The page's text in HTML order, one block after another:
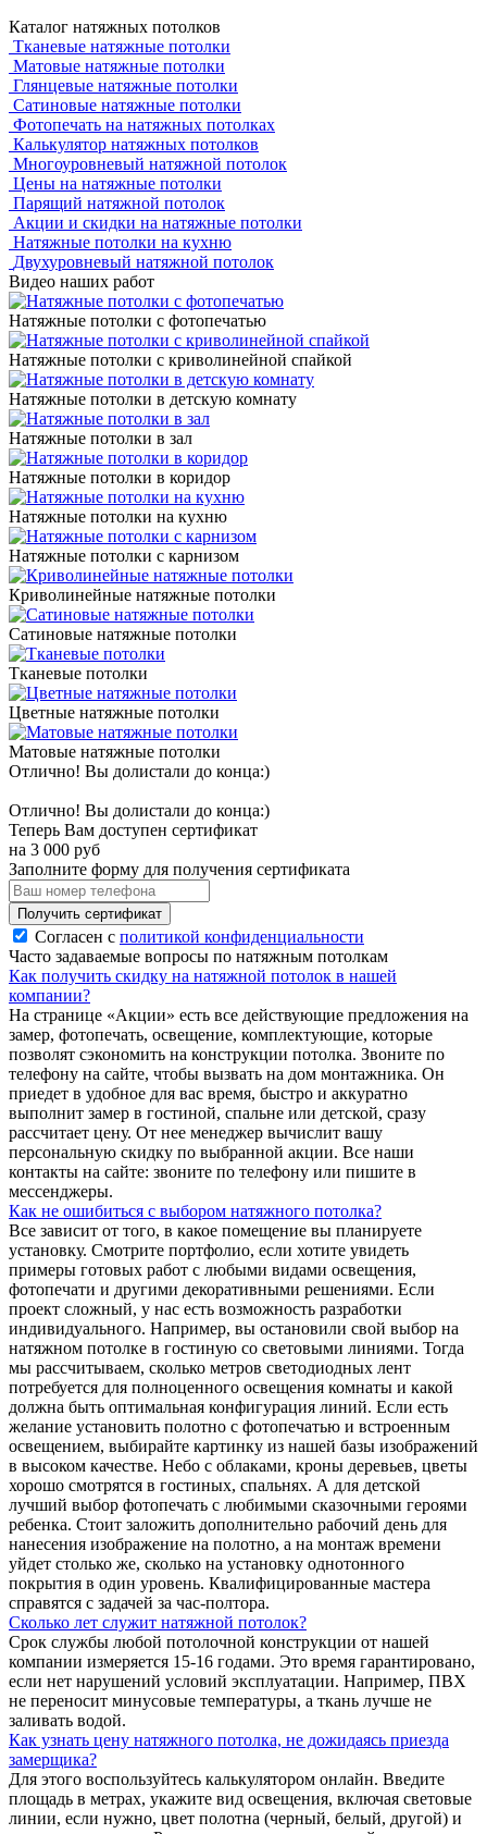
Каталог натяжных потолков
Тканевые натяжные потолки
Матовые натяжные потолки
Глянцевые натяжные потолки
Сатиновые натяжные потолки
Фотопечать на натяжных потолках
Калькулятор натяжных потолков
Многоуровневый натяжной потолок
Цены на натяжные потолки
Парящий натяжной потолок
Акции и скидки на натяжные потолки
Натяжные потолки на кухню
Двухуровневый натяжной потолок
Видео наших работ
Натяжные потолки с фотопечатью
Натяжные потолки с криволинейной спайкой
Натяжные потолки в детскую комнату
Натяжные потолки в зал
Натяжные потолки в коридор
Натяжные потолки на кухню
Натяжные потолки с карнизом
Криволинейные натяжные потолки
Сатиновые натяжные потолки
Тканевые потолки
Цветные натяжные потолки
Матовые натяжные потолки
Отлично! Вы долистали до конца:)
Отлично! Вы долистали до конца:)
Теперь Вам доступен сертификат
на 3 000 руб
Заполните форму для получения сертификата
Получить сертификат
Согласен с политикой конфиденциальности
Часто задаваемые вопросы по натяжным потолкам
Как получить скидку на натяжной потолок в нашей
компании?
На странице «Акции» есть все действующие предложения на
замер, фотопечать, освещение, комплектующие, которые
позволят сэкономить на конструкции потолка. Звоните по
телефону на сайте, чтобы вызвать на дом монтажника. Он
приедет в удобное для вас время, быстро и аккуратно
выполнит замер в гостиной, спальне или детской, сразу
рассчитает цену. От нее менеджер вычислит вашу
персональную скидку по выбранной акции. Все наши
контакты на сайте: звоните по телефону или пишите в
мессенджеры.
Как не ошибиться с выбором натяжного потолка?
Все зависит от того, в какое помещение вы планируете
установку. Смотрите портфолио, если хотите увидеть
примеры готовых работ с любыми видами освещения,
фотопечати и другими декоративными решениями. Если
проект сложный, у нас есть возможность разработки
индивидуального. Например, вы остановили свой выбор на
натяжном потолке в гостиную со световыми линиями. Тогда
мы рассчитываем, сколько метров светодиодных лент
потребуется для полноценного освещения комнаты и какой
должна быть оптимальная конфигурация линий. Если есть
желание установить полотно с фотопечатью и встроенным
освещением, выбирайте картинку из нашей базы изображений
в высоком качестве. Небо с облаками, кроны деревьев, цветы
хорошо смотрятся в гостиных, спальнях. А для детской
лучший выбор фотопечать с любимыми сказочными героями
ребенка. Стоит заложить дополнительно рабочий день для
нанесения изображение на полотно, а на монтаж времени
уйдет столько же, сколько на установку однотонного
покрытия в один уровень. Квалифицированные мастера
справятся с задачей за час-полтора.
Сколько лет служит натяжной потолок?
Срок службы любой потолочной конструкции от нашей
компании измеряется 15-16 годами. Это время гарантировано,
если нет нарушений условий эксплуатации. Например, ПВХ
не переносит минусовые температуры, а ткань лучше не
заливать водой.
Как узнать цену натяжного потолка, не дожидаясь приезда
замерщика?
Для этого воспользуйтесь калькулятором онлайн. Введите
площадь в метрах, укажите вид освещения, включая световые
линии, если нужно, цвет полотна (черный, белый, другой) и